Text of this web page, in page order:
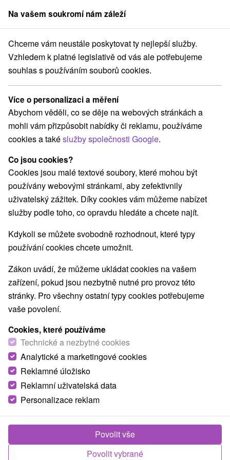
člen skupinySorger
BOLESTIVÉ KLOUBY - cílená úleva pro klouby - moderní léčba v
BOLESTIVÉ KLOUBY - cílená úleva
pro klouby - moderní léčba v
pohybu
Hotel Máj ★★ Piešťany Piešťany
Navigovat do místa
vynikající 89 recenzí
Na vašem soukromí nám záleží
Chceme vám neustále poskytovat ty nejlepší služby.
Vzhledem k platné legislativě od vás ale potřebujeme
souhlas s používáním souborů cookies.
Více o personalizaci a měření
Abychom věděli, co se děje na webových stránkách a
mohli vám přizpůsobit nabídky či reklamu, používáme
cookies a takéslužby společnosti Google.
Co jsou cookies?
Cookies jsou malé textové soubory, které mohou být
používány webovými stránkami, aby zefektivnily
uživatelský zážitek. Díky cookies vám můžeme nabízet
služby podle toho, co opravdu hledáte a chcete najít.
Kdykoli se můžete svobodně rozhodnout, které typy
používání cookies chcete umožnit.
Zákon uvádí, že můžeme ukládat cookies na vašem
zařízení, pokud jsou nezbytně nutné pro provoz této
stránky. Pro všechny ostatní typy cookies potřebujeme
vaše povolení.
Cookies, které používáme
Technické a nezbytné cookies
Analytické a marketingové cookies
Reklamné úložisko
Reklamní uživatelská data
Personalizace reklam
Povolit vybrané
Povolit vše